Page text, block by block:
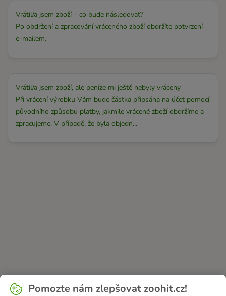
Vrátil/a jsem zboží – co bude následovat?
Po obdržení a zpracování vráceného zboží obdržíte potvrzení
e-mailem.
Vrátil/a jsem zboží, ale peníze mi ještě nebyly vráceny
Při vrácení výrobku Vám bude částka připsána na účet pomocí
původního způsobu platby, jakmile vrácené zboží obdržíme a
zpracujeme. V případě, že byla objedn...
Pomozte nám zlepšovat zoohit.cz!